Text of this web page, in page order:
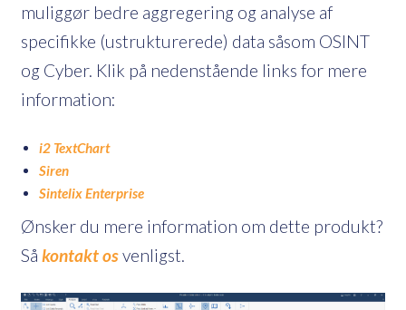
muliggør bedre aggregering og analyse af
specifikke (ustrukturerede) data såsom OSINT
og Cyber. Klik på nedenstående links for mere
information:
i2 TextChart
Siren
Sintelix Enterprise
Ønsker du mere information om dette produkt?
Så kontakt osvenligst.